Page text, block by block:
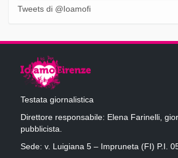
Tweets di @Ioamofi
Testata giornalistica
Direttore responsabile: Elena Farinelli,
pubblicista.
Sede: v. Luigiana 5 – Impruneta (FI) P.I.